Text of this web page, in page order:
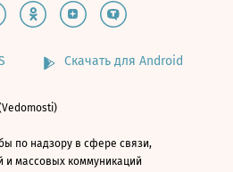
Скачать для Android
по надзору в сфере связи,
и массовых коммуникаций